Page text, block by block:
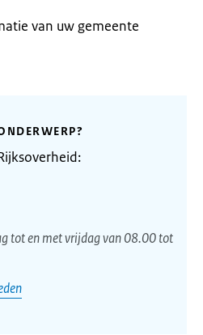
van uw gemeente
tot en met vrijdag van 08.00 tot